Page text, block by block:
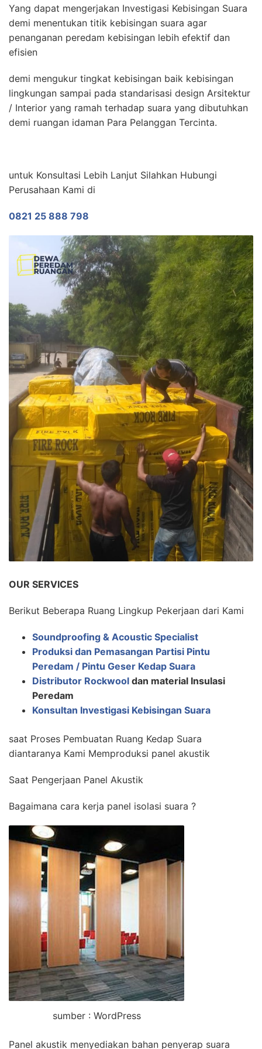
Yang dapat mengerjakan Investigasi Kebisingan Suara
demi menentukan titik kebisingan suara agar
penanganan peredam kebisingan lebih efektif dan
efisien
demi mengukur tingkat kebisingan baik kebisingan
lingkungan sampai pada standarisasi design Arsitektur
/ Interior yang ramah terhadap suara yang dibutuhkan
demi ruangan idaman Para Pelanggan Tercinta.
untuk Konsultasi Lebih Lanjut Silahkan Hubungi
Perusahaan Kami di
0821 25 888 798
OUR SERVICES
Berikut Beberapa Ruang Lingkup Pekerjaan dari Kami
Soundproofing & Acoustic Specialist
Produksi dan Pemasangan Partisi Pintu
Peredam / Pintu Geser Kedap Suara
Distributor Rockwool dan material Insulasi
Peredam
Konsultan Investigasi Kebisingan Suara
saat Proses Pembuatan Ruang Kedap Suara
diantaranya Kami Memproduksi panel akustik
Saat Pengerjaan Panel Akustik
Bagaimana cara kerja panel isolasi suara ?
sumber : WordPress
Panel akustik menyediakan bahan penyerap suara